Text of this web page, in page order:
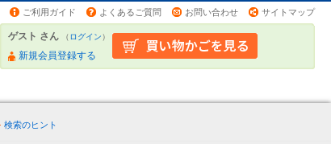
ご利用ガイド よくあるご質問 お問い合わせ サイトマップ
ゲスト さん （ログイン）
新規会員登録する
検索のヒント